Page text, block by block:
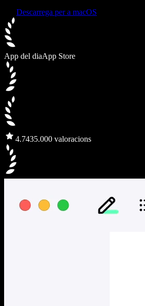
Descarrega per a macOS
App del diaApp Store
4.7435.000 valoracions